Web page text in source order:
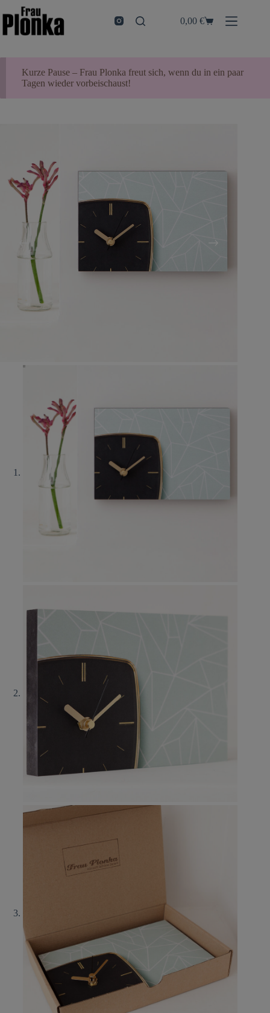
Inhalt
springen
Warenkorb
0,00€
Kurze Pause – Frau Plonka freut sich, wenn du in ein paar
Tagen wieder vorbeischaust!